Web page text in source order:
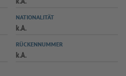
SPIELPLUS
NATIONALITÄT
k.A.
RÜCKENNUMMER
k.A.